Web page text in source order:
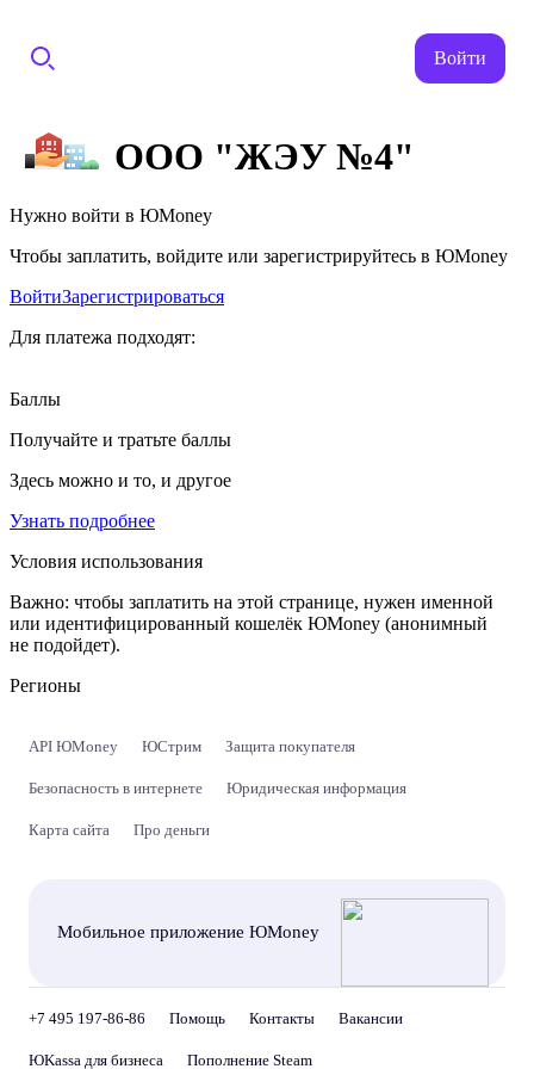
Войти
ООО "ЖЭУ №4"
Нужно войти в ЮMoney
Чтобы заплатить, войдите или зарегистрируйтесь в ЮMoney
ВойтиЗарегистрироваться
Для платежа подходят:
Баллы
Получайте и тратьте баллы
Здесь можно и то, и другое
Узнать подробнее
Условия использования
Важно: чтобы заплатить на этой странице, нужен именной
или идентифицированный кошелёк ЮMoney (анонимный
не подойдет).
Регионы
API ЮMoney ЮСтрим Защита покупателя
Безопасность в интернете Юридическая информация
Карта сайта Про деньги
Мобильное приложение ЮMoney
+7 495 197-86-86 Помощь Контакты Вакансии
ЮKassa для бизнеса Пополнение Steam